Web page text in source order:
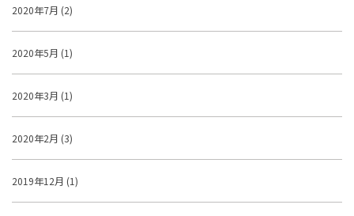
2020年7月 (2)
2020年5月 (1)
2020年3月 (1)
2020年2月 (3)
2019年12月 (1)